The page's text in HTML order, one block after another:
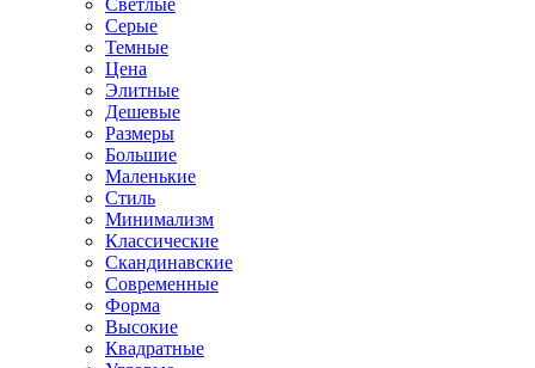
Светлые
Серые
Темные
Цена
Элитные
Дешевые
Размеры
Большие
Маленькие
Стиль
Минимализм
Классические
Скандинавские
Современные
Форма
Высокие
Квадратные